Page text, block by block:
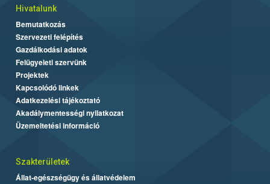
Hivatalunk
Bemutatkozás
Szervezeti felépítés
Gazdálkodási adatok
Felügyeleti szervünk
Projektek
Kapcsolódó linkek
Adatkezelési tájékoztató
Akadálymentességi nyilatkozat
Üzemeltetési információ
Szakterületek
Állat-egészségügy és állatvédelem